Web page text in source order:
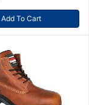
Add To Cart